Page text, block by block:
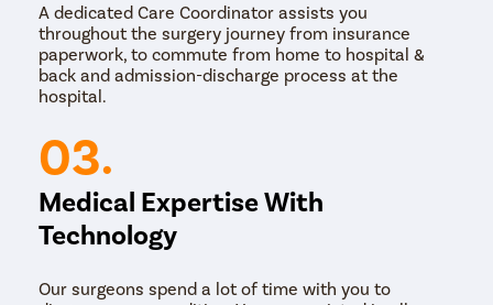
A dedicated Care Coordinator assists you
throughout the surgery journey from insurance
paperwork, to commute from home to hospital &
back and admission-discharge process at the
hospital.
03.
Medical Expertise With
Technology
Our surgeons spend a lot of time with you to